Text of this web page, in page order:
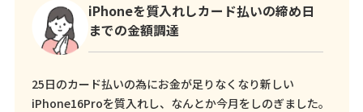
iPhoneを質入れしカード払いの締め日
までの金額調達
25日のカード払いの為にお金が足りなくなり新しい
iPhone16Proを質入れし、なんとか今月をしのぎました。